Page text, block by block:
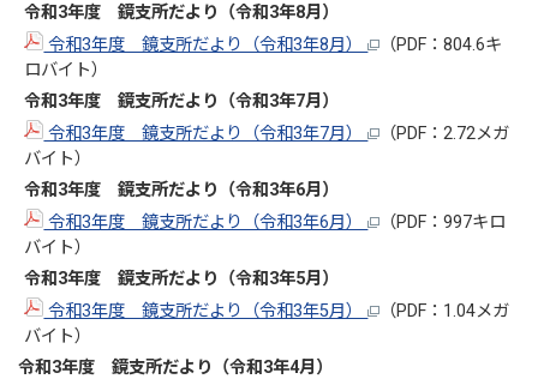
令和3年度 鏡支所だより（令和3年8月 ）
令和3年度 鏡支所だより（令和3年8月）
（PDF：804.6キ
ロバイト）
令和3年度 鏡支所だより（令和3年7月 ）
令和3年度 鏡支所だより（令和3年7月）
（PDF：2.72メガ
バイト）
令和3年度 鏡支所だより（令和3年6月 ）
令和3年度 鏡支所だより（令和3年6月）
（PDF：997キロ
バイト）
令和3年度 鏡支所だより（令和3年5月 ）
令和3年度 鏡支所だより（令和3年5月）
（PDF：1.04メガ
バイト）
令和3年度 鏡支所だより（令和3年4月 ）